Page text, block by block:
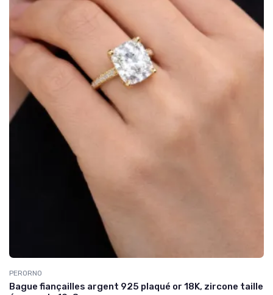
PERORNO
Bague fiançailles argent 925 plaqué or 18K, zircone taille